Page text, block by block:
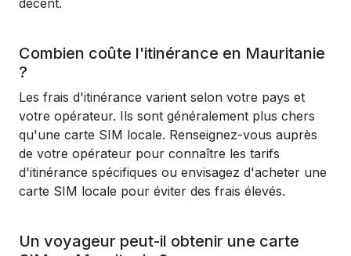
décent.
Combien coûte l'itinérance en Mauritanie
?
Les frais d'itinérance varient selon votre pays et
votre opérateur. Ils sont généralement plus chers
qu'une carte SIM locale. Renseignez-vous auprès
de votre opérateur pour connaître les tarifs
d'itinérance spécifiques ou envisagez d'acheter une
carte SIM locale pour éviter des frais élevés.
Un voyageur peut-il obtenir une carte